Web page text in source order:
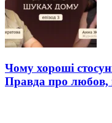
Чому хороші
Правда про любов,